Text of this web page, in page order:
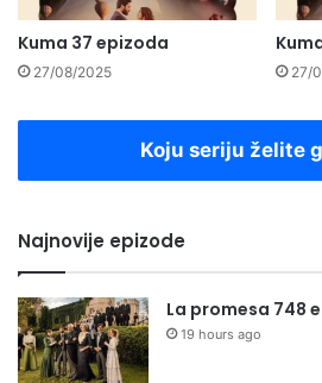
Kuma 37 epizoda
27/08/2025 27/
Koju seriju želite
Najnovije epizode
La promesa 748
19 hours ago